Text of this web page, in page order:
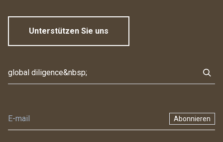
Unterstützen Sie uns
Abonnieren